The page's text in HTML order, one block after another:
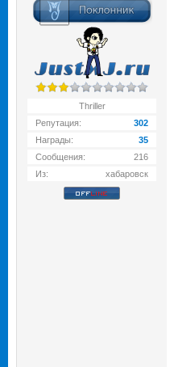
Thriller
Репутация:
302
Награды:
35
Сообщения:
216
Из:
хабаровск